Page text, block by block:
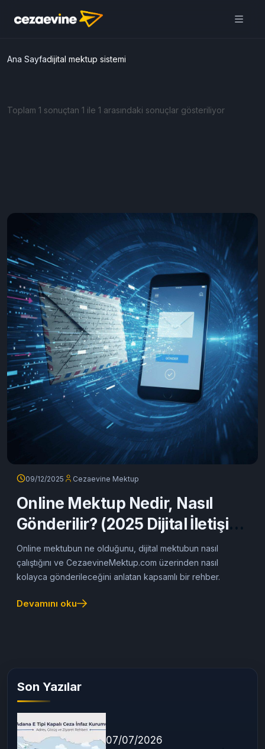
Ana Sayfadijital mektup sistemi
Toplam 1 sonuçtan 1 ile 1 arasındaki sonuçlar gösteriliyor
09/12/2025 Cezaevine Mektup
Online Mektup Nedir, Nasıl
Gönderilir? (2025 Dijital İletişim
Rehberi)
Online mektubun ne olduğunu, dijital mektubun nasıl
çalıştığını ve CezaevineMektup.com üzerinden nasıl
kolayca gönderileceğini anlatan kapsamlı bir rehber.
Devamını oku
Son Yazılar
07/07/2026